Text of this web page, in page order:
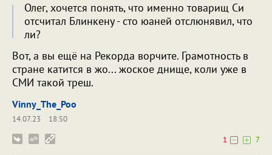
Олег, хочется понять, что именно товарищ Си
отсчитал Блинкену - сто юаней отслюнявил, что
ли?
Вот, а вы ещё на Рекорда ворчите. Грамотность в
стране катится в жо... жоское днище, коли уже в
СМИ такой треш.
Vinny_The_Poo
14.07.23
18:50
1
7